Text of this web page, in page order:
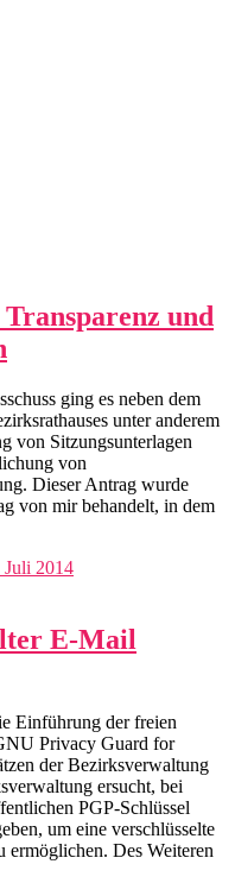
Transparenz und
ging es neben dem
unter anderem
von Sitzungsunterlagen
von
Dieser Antrag wurde
von mir behandelt, in dem
Juli 2014
E-Mail
Einführung der freien
Privacy Guard for
der Bezirksverwaltung
ersucht, bei
PGP-Schlüssel
um eine verschlüsselte
Des Weiteren